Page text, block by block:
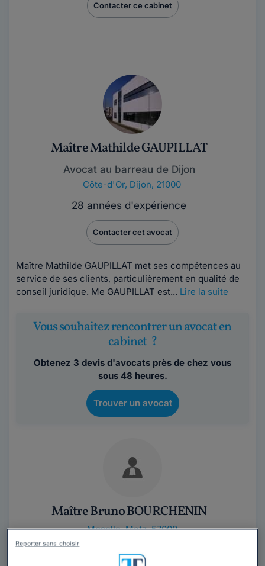
Contacter ce cabinet
Maître Mathilde GAUPILLAT
Avocat au barreau de Dijon
Côte-d'Or, Dijon, 21000
28 années d'expérience
Contacter cet avocat
Maître Mathilde GAUPILLAT met ses compétences au
service de ses clients, particulièrement en qualité de
conseil juridique. Me GAUPILLAT est... Lire la suite
Vous souhaitez rencontrer un avocat en
cabinet ?
Obtenez 3 devis d'avocats près de chez vous
sous 48 heures.
Trouver un avocat
Maître Bruno BOURCHENIN
Moselle,Metz, 57000
Contacter cet avocat
Reporter sans choisir